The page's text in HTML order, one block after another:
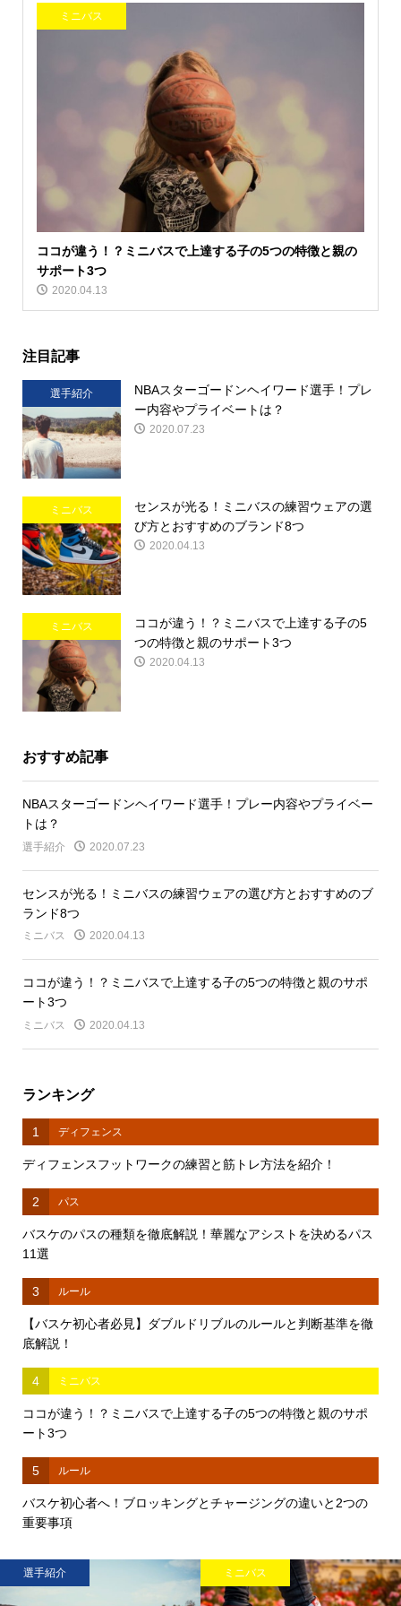
ミニバス
ココが違う！？ミニバスで上達する子の5つの特徴と親の
サポート3つ
2020.04.13
注目記事
選手紹介
NBAスターゴードンヘイワード選手！プレ
ー内容やプライベートは？
2020.07.23
ミニバス
センスが光る！ミニバスの練習ウェアの選
び方とおすすめのブランド8つ
2020.04.13
ミニバス
ココが違う！？ミニバスで上達する子の5
つの特徴と親のサポート3つ
2020.04.13
おすすめ記事
NBAスターゴードンヘイワード選手！プレー内容やプライベー
トは？
選手紹介 2020.07.23
センスが光る！ミニバスの練習ウェアの選び方とおすすめのブ
ランド8つ
ミニバス 2020.04.13
ココが違う！？ミニバスで上達する子の5つの特徴と親のサポ
ート3つ
ミニバス 2020.04.13
ランキング
1 ディフェンス
ディフェンスフットワークの練習と筋トレ方法を紹介！
2 パス
バスケのパスの種類を徹底解説！華麗なアシストを決めるパス
11選
3 ルール
【バスケ初心者必見】ダブルドリブルのルールと判断基準を徹
底解説！
4 ミニバス
ココが違う！？ミニバスで上達する子の5つの特徴と親のサポ
ート3つ
5 ルール
バスケ初心者へ！ブロッキングとチャージングの違いと2つの
重要事項
選手紹介 ミニバス